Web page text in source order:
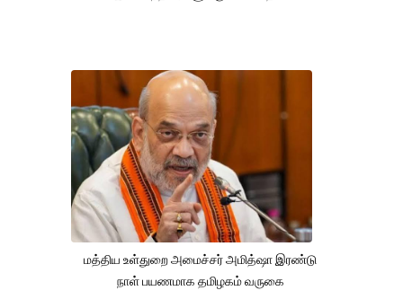
மத்திய உள்துறை அமைச்சர் அமித்ஷா இரண்டு
நாள் பயணமாக தமிழகம் வருகை